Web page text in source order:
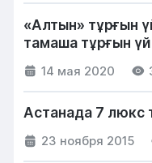
«Алтын» тұрғын
тамаша тұрғын үй
14 мая 2020
Астанада 7 люкс
23 ноября 2015